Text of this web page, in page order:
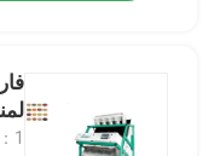
آلة الفرز بالأشعة
1